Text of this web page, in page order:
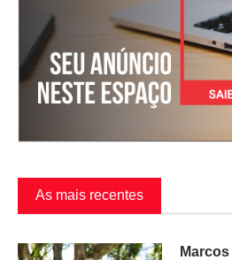
As mais recentes